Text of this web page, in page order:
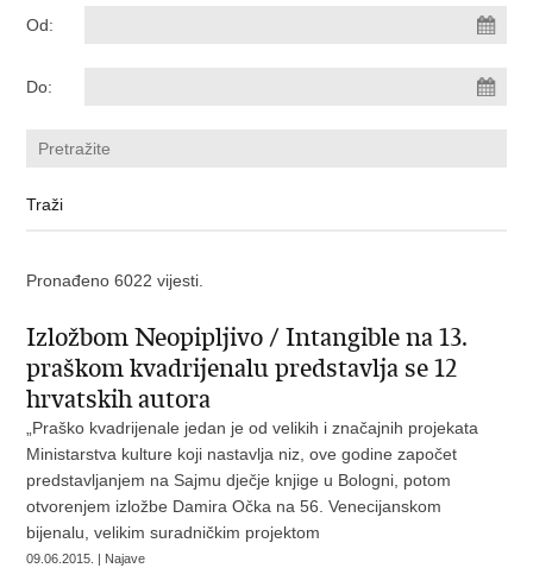
Od:
Do:
Pronađeno 6022 vijesti.
Izložbom Neopipljivo / Intangible na 13.
praškom kvadrijenalu predstavlja se 12
hrvatskih autora
„Praško kvadrijenale jedan je od velikih i značajnih projekata
Ministarstva kulture koji nastavlja niz, ove godine započet
predstavljanjem na Sajmu dječje knjige u Bologni, potom
otvorenjem izložbe Damira Očka na 56. Venecijanskom
bijenalu, velikim suradničkim projektom
09.06.2015. | Najave